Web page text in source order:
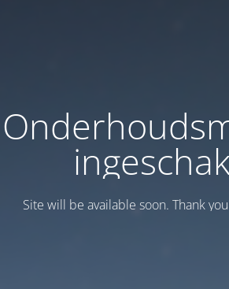
Site will be available soon. Thank